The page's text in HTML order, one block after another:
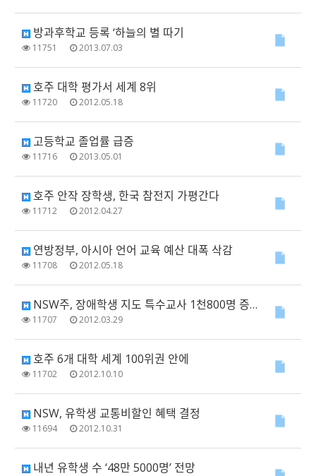
방과후학교 등록 ‘하늘의 별 따기
11751 2013.07.03
호주 대학 평가서 세계 8위
11720 2012.05.18
고등학교 졸업률 급증
11716 2013.05.01
호주 안작 장학생, 한국 참전지 가평간다
11712 2012.04.27
연방정부, 아시아 언어 교육 예산 대폭 삭감
11708 2012.05.18
NSW주, 장애학생 지도 특수교사 1천800명 증원
11707 2012.03.29
호주 6개 대학 세계 100위권 안에
11702 2012.10.10
NSW, 유학생 교통비할인 혜택 결정
11694 2012.10.31
내년 유학생 수 ‘48만 5000명’ 전망